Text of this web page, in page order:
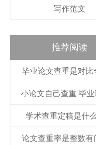
写作范文
推荐阅读
毕业论文查重是对比
小论文自己查重 毕业
学术查重定稿是什
论文查重率是整数有